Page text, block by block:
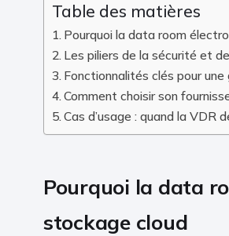
Table des matières
Pourquoi la data room
Les piliers de la sécurité et
Fonctionnalités clés pour
Comment choisir son
Cas d’usage : quand la VDR
Pourquoi la data
stockage cloud